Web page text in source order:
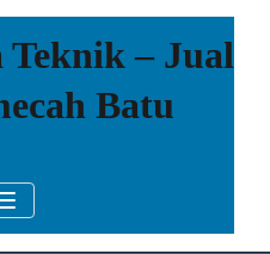
CV. Edi Jaya
Teknik – Jual
TOGGLE NAVIGATION